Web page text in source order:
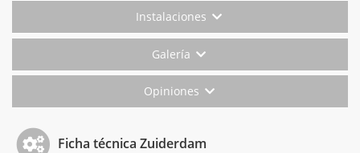
Instalaciones
Galería
Opiniones
Ficha técnica Zuiderdam